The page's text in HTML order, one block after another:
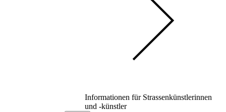
Informationen für Strassenkünstlerinnen
und -künstler